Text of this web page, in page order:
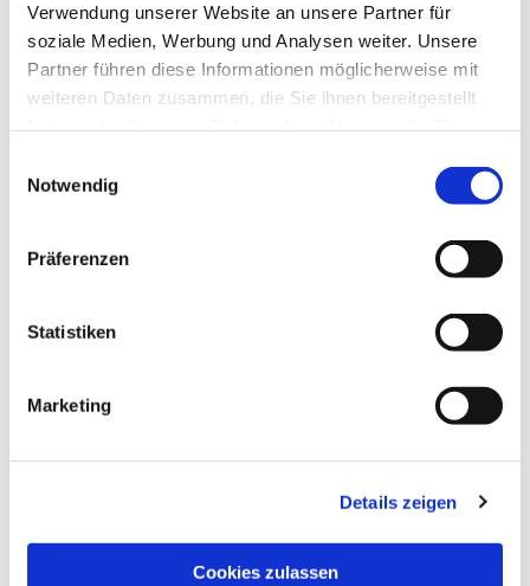
Verwendung unserer Website an unsere Partner für
soziale Medien, Werbung und Analysen weiter. Unsere
Partner führen diese Informationen möglicherweise mit
weiteren Daten zusammen, die Sie ihnen bereitgestellt
Notwendig
Präferenzen
Statistiken
Marketing
Details zeigen
Cookies zulassen